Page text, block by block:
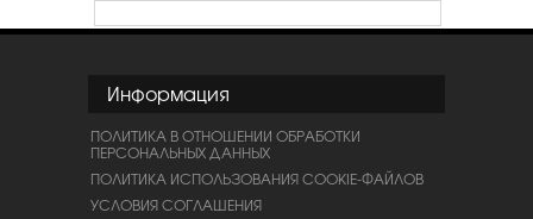
Информация
ПОЛИТИКА В ОТНОШЕНИИ ОБРАБОТКИ
ПЕРСОНАЛЬНЫХ ДАННЫХ
ПОЛИТИКА ИСПОЛЬЗОВАНИЯ COOKIE-ФАЙЛОВ
УСЛОВИЯ СОГЛАШЕНИЯ